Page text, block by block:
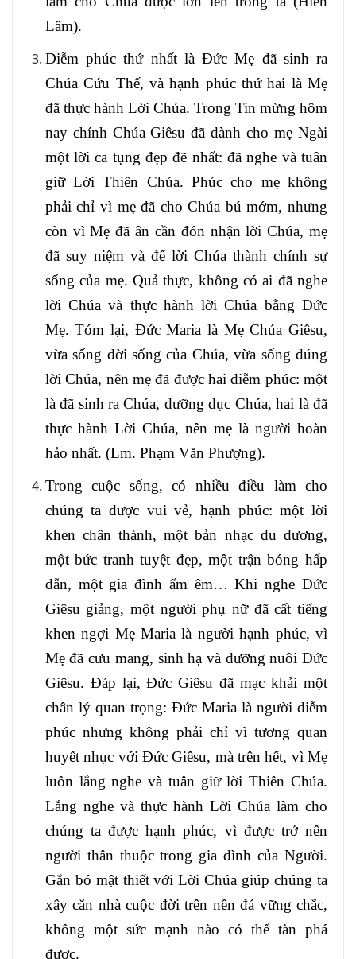
Lâm).
Diễm phúc thứ nhất là Đức Mẹ đã sinh ra
Chúa Cứu Thế, và hạnh phúc thứ hai là Mẹ
đã thực hành Lời Chúa. Trong Tin mừng hôm
nay chính Chúa Giêsu đã dành cho mẹ Ngài
một lời ca tụng đẹp đẽ nhất: đã nghe và tuân
giữ Lời Thiên Chúa. Phúc cho mẹ không
phải chỉ vì mẹ đã cho Chúa bú mớm, nhưng
còn vì Mẹ đã ân cần đón nhận lời Chúa, mẹ
đã suy niệm và để lời Chúa thành chính sự
sống của mẹ. Quả thực, không có ai đã nghe
lời Chúa và thực hành lời Chúa bằng Đức
Mẹ. Tóm lại, Đức Maria là Mẹ Chúa Giêsu,
vừa sống đời sống của Chúa, vừa sống đúng
lời Chúa, nên mẹ đã được hai diễm phúc: một
là đã sinh ra Chúa, dưỡng dục Chúa, hai là đã
thực hành Lời Chúa, nên mẹ là người hoàn
hảo nhất. (Lm. Phạm Văn Phượng).
Trong cuộc sống, có nhiều điều làm cho
chúng ta được vui vẻ, hạnh phúc: một lời
khen chân thành, một bản nhạc du dương,
một bức tranh tuyệt đẹp, một trận bóng hấp
dẫn, một gia đình ấm êm… Khi nghe Đức
Giêsu giảng, một người phụ nữ đã cất tiếng
khen ngợi Mẹ Maria là người hạnh phúc, vì
Mẹ đã cưu mang, sinh hạ và dưỡng nuôi Đức
Giêsu. Đáp lại, Đức Giêsu đã mạc khải một
chân lý quan trọng: Đức Maria là người diễm
phúc nhưng không phải chỉ vì tương quan
huyết nhục với Đức Giêsu, mà trên hết, vì Mẹ
luôn lắng nghe và tuân giữ lời Thiên Chúa.
Lắng nghe và thực hành Lời Chúa làm cho
chúng ta được hạnh phúc, vì được trở nên
người thân thuộc trong gia đình của Người.
Gắn bó mật thiết với Lời Chúa giúp chúng ta
xây căn nhà cuộc đời trên nền đá vững chắc,
không một sức mạnh nào có thể tàn phá
được.